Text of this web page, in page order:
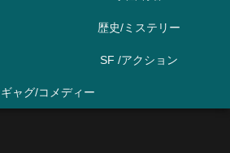
歴史/ミステリー
SF /アクション
ギャグ/コメディー